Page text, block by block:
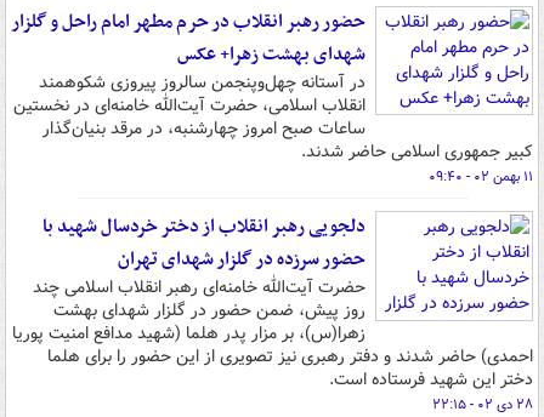
حضور رهبر انقلاب در حرم مطهر امام راحل و گلزار
شهدای بهشت زهرا+ عکس
در آستانه چهل‌وپنجمن سالروز پیروزی شکوهمند
انقلاب اسلامی، حضرت آیت‌الله خامنه‌ای در نخستین
ساعات صبح امروز چهارشنبه، در مرقد بنیان‌گذار
کبیر جمهوری اسلامی حاضر شدند.
۱۱ بهمن ۰۲ - ۰۹:۴۰
دلجویی رهبر انقلاب از دختر خردسال شهید با
حضور سرزده در گلزار شهدای تهران
حضرت آیت‌الله خامنه‌ای رهبر انقلاب اسلامی چند
روز پیش، ضمن حضور در گلزار شهدای بهشت
زهرا(س)، بر مزار پدر هلما (شهید مدافع امنیت پوریا
احمدی) حاضر شدند و دفتر رهبری نیز تصویری از این حضور را برای هلما
دختر این شهید فرستاده است.
۲۸ دی ۰۲ - ۲۲:۱۵